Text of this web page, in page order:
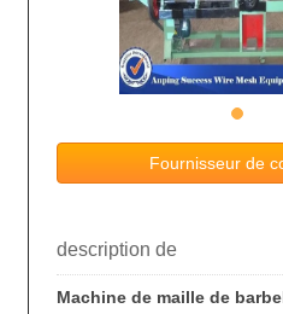
Fournisseur de
description de
Machine de maille de